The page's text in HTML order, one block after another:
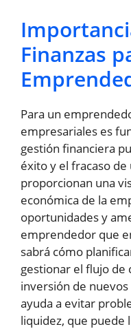
Finanzas
Para un
empresariales es
gestión financiera
éxito y el fracaso de
proporcionan una
económica de la
oportunidades y
emprendedor que
sabrá cómo
gestionar el flujo de
inversión de
ayuda a evitar
liquidez, que puede